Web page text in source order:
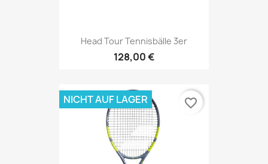
Head Tour Tennisbälle 3er
128,00 €
NICHT AUF LAGER favorite_border